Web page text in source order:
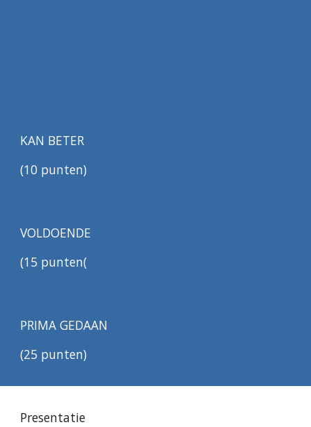
KAN BETER
(10 punten)
VOLDOENDE
(15 punten(
PRIMA GEDAAN
(25 punten)
Presentatie